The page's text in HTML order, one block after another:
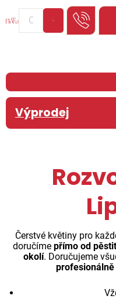
Výprodej
Čerstvé květiny pro
doručíme přímo od
okolí. Doručujeme